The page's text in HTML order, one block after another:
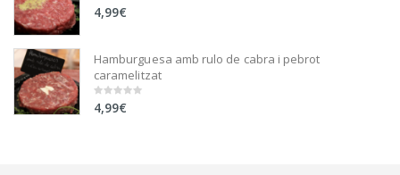
0
out
4,99€
Hamburguesa amb rulo de cabra i pebrot
caramelitzat
0
out
4,99€